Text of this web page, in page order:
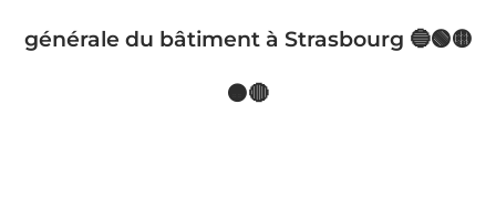
générale du bâtiment à Strasbourg 🔵🟢🟡
🟠🔴